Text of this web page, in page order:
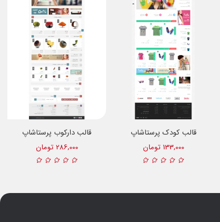
قالب دارکوب پرستاشاپ
286,000 تومان
قالب کودک پرستاشاپ
133,000 تومان